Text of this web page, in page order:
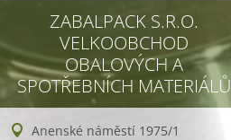
ZABALPACK S.R.O.
VELKOOBCHOD
OBALOVÝCH A
SPOTŘEBNÍCH MATERIÁLŮ
Anenské náměstí 1975/1